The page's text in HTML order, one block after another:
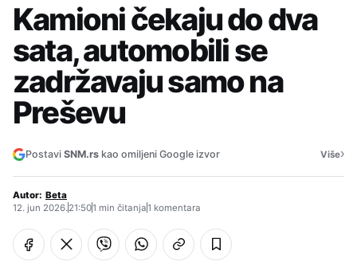
Kamioni čekaju do dva
sata, automobili se
zadržavaju samo na
Preševu
Postavi SNM.rs kao omiljeni Google izvor Više›
Autor: Beta
12. jun 2026.21:501 min čitanja1 komentara